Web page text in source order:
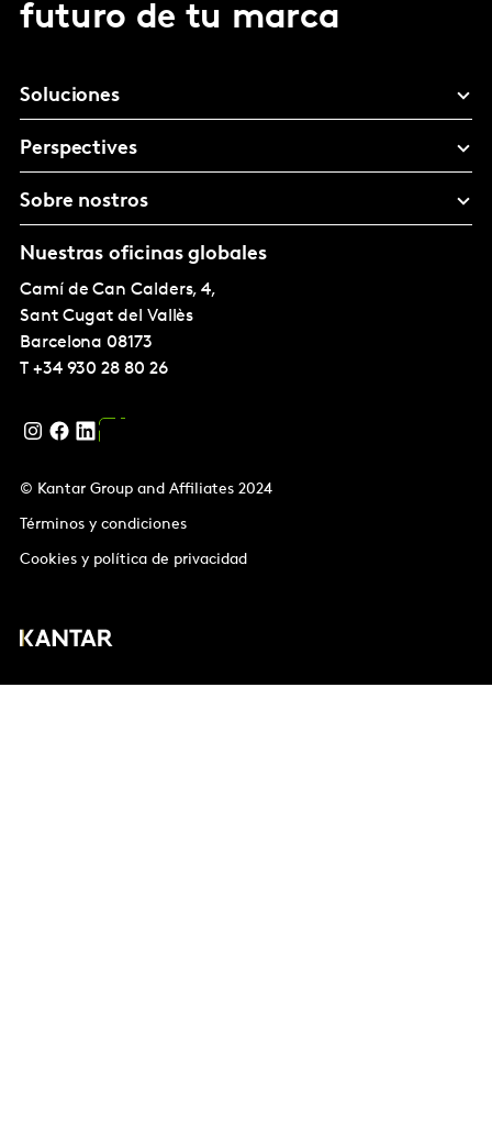
futuro de tu marca
Soluciones
Perspectives
Sobre nostros
Nuestras oficinas globales
Camí de Can Calders, 4,
Sant Cugat del Vallès
Barcelona 08173
T +34 930 28 80 26
© Kantar Group and Affiliates 2024
Términos y condiciones
Cookies y política de privacidad